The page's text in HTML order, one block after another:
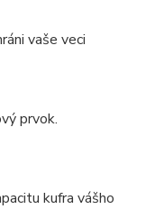
vaše veci
prvok.
kufra vášho